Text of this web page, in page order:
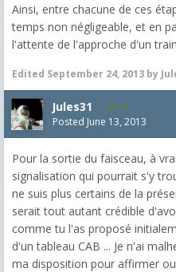
Ainsi, entre chacune de ces
temps non négligeable, et en
l'attente de l'approche d'un
Edited September 24, 2013 by
Jules31 44
Posted June 13, 2013
Pour la sortie du faisceau, à
signalisation qui pourrait s'y
ne suis plus certains de la
serait tout autant crédible
comme tu l'as proposé
d'un tableau CAB ... Je n'ai
ma disposition pour affirmer